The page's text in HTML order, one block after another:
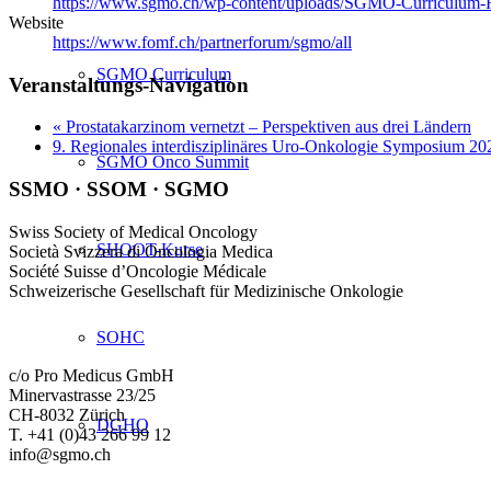
SGMO Curriculum
SGMO Onco Summit
SHOOT-Kurse
SOHC
DGHO
Website
https://www.fomf.ch/partnerforum/sgmo/all
Veranstaltungs-Navigation
« Prostatakarzinom vernetzt – Perspektiven aus drei Ländern
9. Regionales interdisziplinäres Uro-Onkologie Symposium
SSMO · SSOM · SGMO
Swiss Society of Medical Oncology
Società Svizzera di Oncologia Medica
Société Suisse d’Oncologie Médicale
Schweizerische Gesellschaft für Medizinische Onkologie
c/o Pro Medicus GmbH
Minervastrasse 23/25
CH-8032 Zürich
T. +41 (0)43 266 99 12
info@sgmo.ch